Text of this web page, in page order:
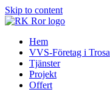
Skip to content
Hem
VVS-Företag i Trosa
Tjänster
Projekt
Offert